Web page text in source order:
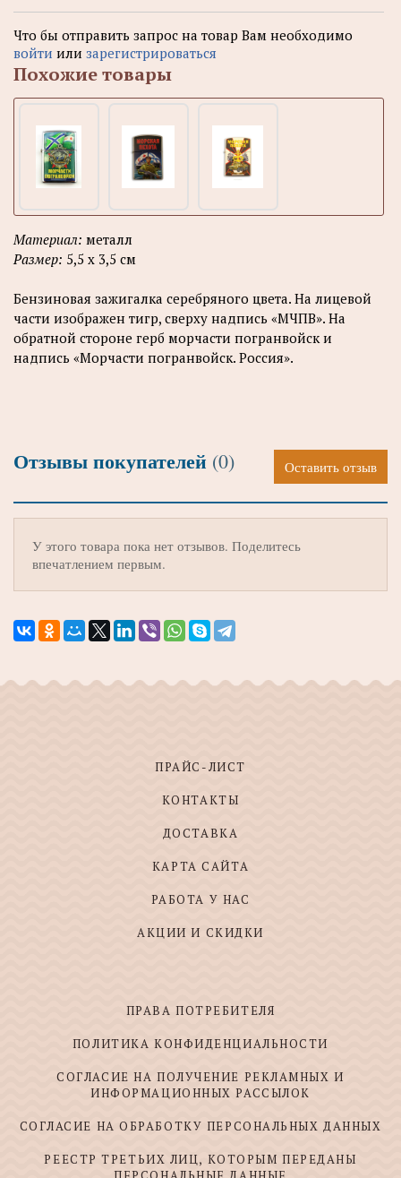
Что бы отправить запрос на товар Вам необходимо
войти или зарегистрироваться
Похожие товары
Материал: металл
Размер: 5,5 x 3,5 см
Бензиновая зажигалка серебряного цвета. На лицевой
части изображен тигр, сверху надпись «МЧПВ». На
обратной стороне герб морчасти погранвойск и
надпись «Морчасти погранвойск. Россия».
Отзывы покупателей (0) Оставить отзыв
У этого товара пока нет отзывов. Поделитесь
впечатлением первым.
ПРАЙС-ЛИСТ
КОНТАКТЫ
ДОСТАВКА
КАРТА САЙТА
РАБОТА У НАС
АКЦИИ И СКИДКИ
ПРАВА ПОТРЕБИТЕЛЯ
ПОЛИТИКА КОНФИДЕНЦИАЛЬНОСТИ
СОГЛАСИЕ НА ПОЛУЧЕНИЕ РЕКЛАМНЫХ И
ИНФОРМАЦИОННЫХ РАССЫЛОК
СОГЛАСИЕ НА ОБРАБОТКУ ПЕРСОНАЛЬНЫХ ДАННЫХ
РЕЕСТР ТРЕТЬИХ ЛИЦ, КОТОРЫМ ПЕРЕДАНЫ